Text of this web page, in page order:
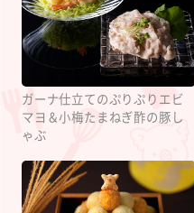
ガーナ仕立てのぷりぷりエビ
マヨ＆小梅たまねぎ酢の豚し
ゃぶ